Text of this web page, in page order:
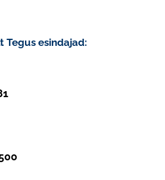
Tegus esindajad: